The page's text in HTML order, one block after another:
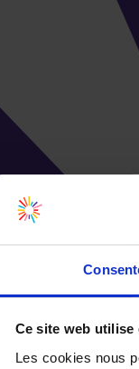
Ce site web utilise
Les cookies nous